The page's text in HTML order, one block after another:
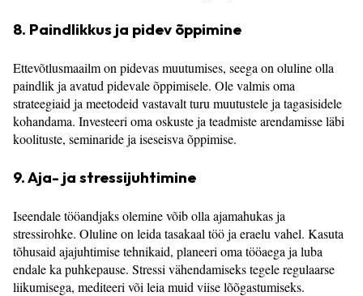
8. Paindlikkus ja pidev õppimine
Ettevõtlusmaailm on pidevas muutumises, seega on oluline olla
paindlik ja avatud pidevale õppimisele. Ole valmis oma
strateegiaid ja meetodeid vastavalt turu muutustele ja tagasisidele
kohandama. Investeeri oma oskuste ja teadmiste arendamisse läbi
koolituste, seminaride ja iseseisva õppimise.
9. Aja- ja stressijuhtimine
Iseendale tööandjaks olemine võib olla ajamahukas ja
stressirohke. Oluline on leida tasakaal töö ja eraelu vahel. Kasuta
tõhusaid ajajuhtimise tehnikaid, planeeri oma tööaega ja luba
endale ka puhkepause. Stressi vähendamiseks tegele regulaarse
liikumisega, mediteeri või leia muid viise lõõgastumiseks.